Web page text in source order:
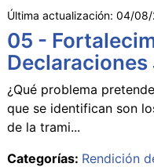
Última actualización: 04/08/
05 -
Declaraciones
¿Qué problema
que se identifican son
de la trami...
Categorías: Rendición